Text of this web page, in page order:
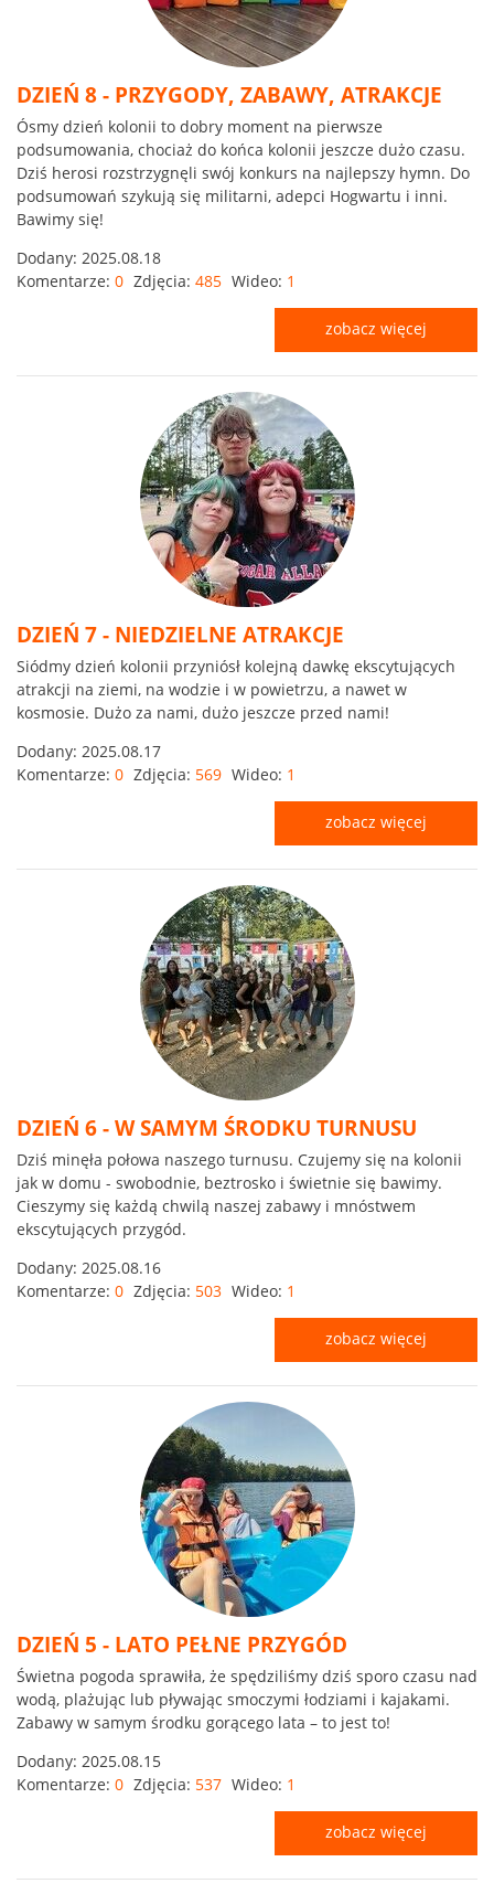
DZIEŃ 8 - PRZYGODY, ZABAWY, ATRAKCJE
Ósmy dzień kolonii to dobry moment na pierwsze
podsumowania, chociaż do końca kolonii jeszcze dużo czasu.
Dziś herosi rozstrzygnęli swój konkurs na najlepszy hymn. Do
podsumowań szykują się militarni, adepci Hogwartu i inni.
Bawimy się!
Dodany: 2025.08.18
Komentarze: 0 Zdjęcia: 485 Wideo: 1
zobacz więcej
DZIEŃ 7 - NIEDZIELNE ATRAKCJE
Siódmy dzień kolonii przyniósł kolejną dawkę ekscytujących
atrakcji na ziemi, na wodzie i w powietrzu, a nawet w
kosmosie. Dużo za nami, dużo jeszcze przed nami!
Dodany: 2025.08.17
Komentarze: 0 Zdjęcia: 569 Wideo: 1
zobacz więcej
DZIEŃ 6 - W SAMYM ŚRODKU TURNUSU
Dziś minęła połowa naszego turnusu. Czujemy się na kolonii
jak w domu - swobodnie, beztrosko i świetnie się bawimy.
Cieszymy się każdą chwilą naszej zabawy i mnóstwem
ekscytujących przygód.
Dodany: 2025.08.16
Komentarze: 0 Zdjęcia: 503 Wideo: 1
zobacz więcej
DZIEŃ 5 - LATO PEŁNE PRZYGÓD
Świetna pogoda sprawiła, że spędziliśmy dziś sporo czasu nad
wodą, plażując lub pływając smoczymi łodziami i kajakami.
Zabawy w samym środku gorącego lata – to jest to!
Dodany: 2025.08.15
Komentarze: 0 Zdjęcia: 537 Wideo: 1
zobacz więcej